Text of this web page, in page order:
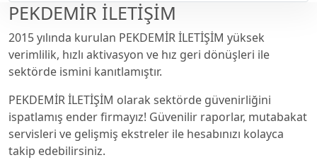
PEKDEMİR İLETİŞİM
2015 yılında kurulan PEKDEMİR İLETİŞİM yüksek
verimlilik, hızlı aktivasyon ve hız geri dönüşleri ile
sektörde ismini kanıtlamıştır.
PEKDEMİR İLETİŞİM olarak sektörde güvenirliğini
ispatlamış ender firmayız! Güvenilir raporlar, mutabakat
servisleri ve gelişmiş ekstreler ile hesabınızı kolayca
takip edebilirsiniz.